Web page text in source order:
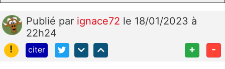
Publié par ignace72 le 18/01/2023 à
22h24
!
citer + -